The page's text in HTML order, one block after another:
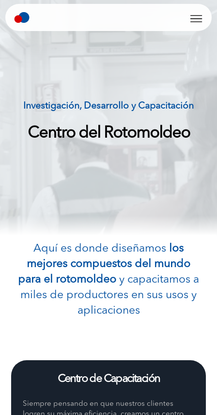
Investigación, Desarrollo y Capacitación
Centro del Rotomoldeo
Aquí es donde diseñamos los
mejores compuestos del mundo
para el rotomoldeo y capacitamos a
miles de productores en sus usos y
aplicaciones
Centro de Capacitación
Siempre pensando en que nuestros clientes